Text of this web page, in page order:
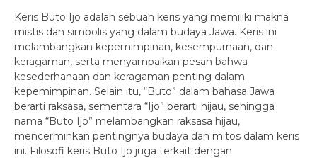
Keris Buto Ijo adalah sebuah keris yang memiliki makna
mistis dan simbolis yang dalam budaya Jawa. Keris ini
melambangkan kepemimpinan, kesempurnaan, dan
keragaman, serta menyampaikan pesan bahwa
kesederhanaan dan keragaman penting dalam
kepemimpinan. Selain itu, “Buto” dalam bahasa Jawa
berarti raksasa, sementara “Ijo” berarti hijau, sehingga
nama “Buto Ijo” melambangkan raksasa hijau,
mencerminkan pentingnya budaya dan mitos dalam keris
ini. Filosofi keris Buto Ijo juga terkait dengan